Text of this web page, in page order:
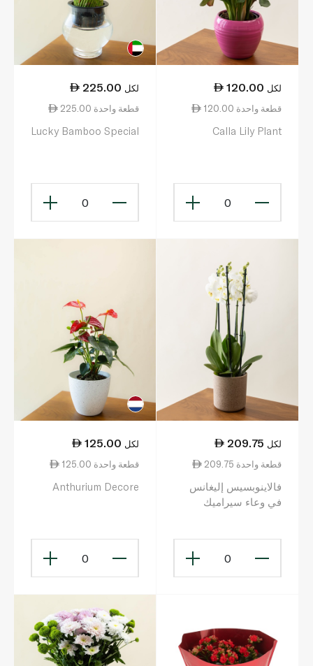
120.00 لكل
120.00 قطعة واحدة
Calla Lily Plant
0
225.00 لكل
225.00 قطعة واحدة
Lucky Bamboo Special
0
209.75 لكل
209.75 قطعة واحدة
فالاينوبسيس إليغانس
في وعاء سيراميك
0
125.00 لكل
125.00 قطعة واحدة
Anthurium Decore
0